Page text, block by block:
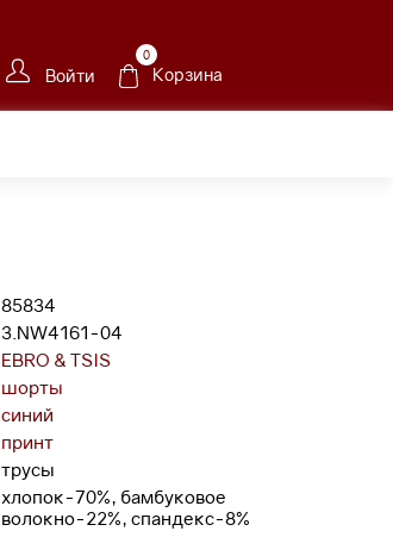
Войти
0
Корзина
85834
3.NW4161-04
EBRO & TSIS
шорты
синий
принт
трусы
хлопок-70%, бамбуковое
волокно-22%, спандекс-8%